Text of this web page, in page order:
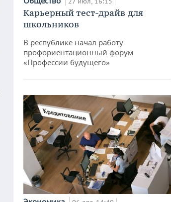
Карьерный тест-драйв для
школьников
В республике начал работу
профориентационный форум
«Профессии будущего»